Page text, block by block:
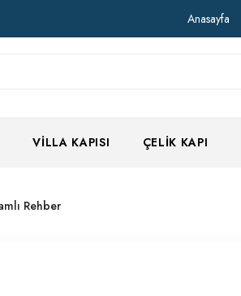
Anasayfa
VILLA KAPISI ÇELIK KAPI
Rehber